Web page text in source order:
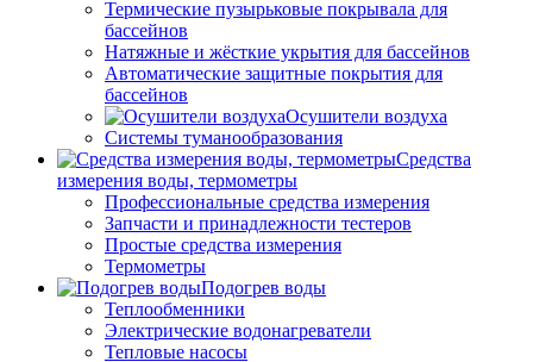
Термические пузырьковые покрывала для
бассейнов
Натяжные и жёсткие укрытия для бассейнов
Автоматические защитные покрытия для
бассейнов
Осушители воздуха
Системы туманообразования
Средства
измерения воды, термометры
Профессиональные средства измерения
Запчасти и принадлежности тестеров
Простые средства измерения
Термометры
Подогрев воды
Теплообменники
Электрические водонагреватели
Тепловые насосы